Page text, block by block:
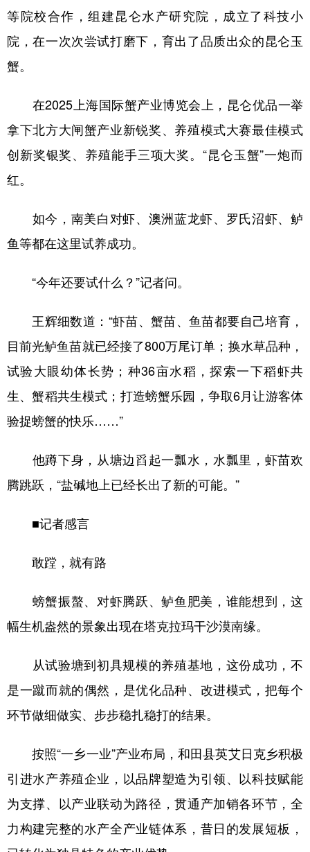
等院校合作，组建昆仑水产研究院，成立了科技小
院，在一次次尝试打磨下，育出了品质出众的昆仑玉
蟹。
在2025上海国际蟹产业博览会上，昆仑优品一举
拿下北方大闸蟹产业新锐奖、养殖模式大赛最佳模式
创新奖银奖、养殖能手三项大奖。“昆仑玉蟹”一炮而
红。
如今，南美白对虾、澳洲蓝龙虾、罗氏沼虾、鲈
鱼等都在这里试养成功。
“今年还要试什么？”记者问。
王辉细数道：“虾苗、蟹苗、鱼苗都要自己培育，
目前光鲈鱼苗就已经接了800万尾订单；换水草品种，
试验大眼幼体长势；种36亩水稻，探索一下稻虾共
生、蟹稻共生模式；打造螃蟹乐园，争取6月让游客体
验捉螃蟹的快乐……”
他蹲下身，从塘边舀起一瓢水，水瓢里，虾苗欢
腾跳跃，“盐碱地上已经长出了新的可能。”
■记者感言
敢蹚，就有路
螃蟹振螯、对虾腾跃、鲈鱼肥美，谁能想到，这
幅生机盎然的景象出现在塔克拉玛干沙漠南缘。
从试验塘到初具规模的养殖基地，这份成功，不
是一蹴而就的偶然，是优化品种、改进模式，把每个
环节做细做实、步步稳扎稳打的结果。
按照“一乡一业”产业布局，和田县英艾日克乡积极
引进水产养殖企业，以品牌塑造为引领、以科技赋能
为支撑、以产业联动为路径，贯通产加销各环节，全
力构建完整的水产全产业链体系，昔日的发展短板，